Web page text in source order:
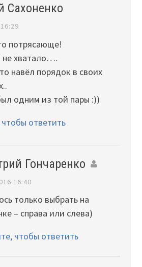
Сахоненко
потрясающе!
не хватало….
навёл порядок в своих
одним из той пары :))
ответить
Гончаренко
16:40
только выбрать на
– справа или слева)
чтобы ответить